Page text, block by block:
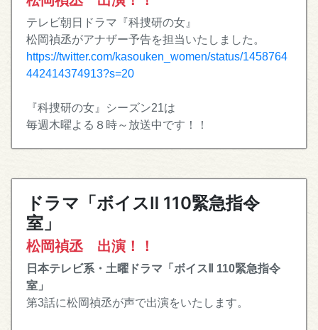
テレビ朝日ドラマ『科捜研の女』
松岡禎丞がアナザー予告を担当いたしました。
https://twitter.com/kasouken_women/status/1458764
442414374913?s=20
『科捜研の女』シーズン21は
毎週木曜よる８時～放送中です！！
ドラマ「ボイスⅡ 110緊急指令
室」
松岡禎丞 出演！！
日本テレビ系・土曜ドラマ「ボイスⅡ 110緊急指令
室」
第3話に松岡禎丞が声で出演をいたします。